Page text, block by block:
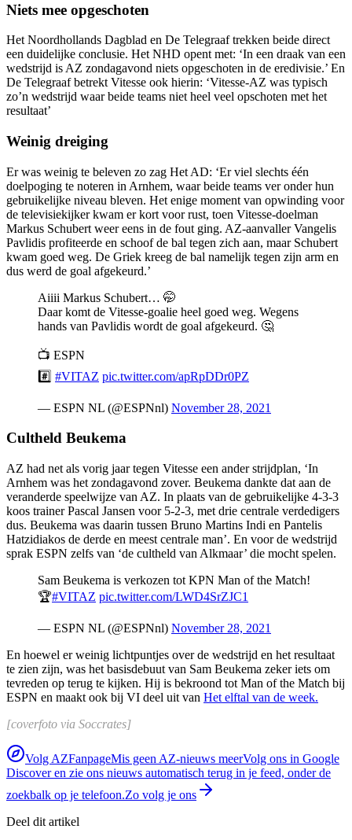
Niets mee opgeschoten
Het Noordhollands Dagblad en De Telegraaf trekken beide direct
een duidelijke conclusie. Het NHD opent met: ‘In een draak van een
wedstrijd is AZ zondagavond niets opgeschoten in de eredivisie.’ En
De Telegraaf betrekt Vitesse ook hierin: ‘Vitesse-AZ was typisch
zo’n wedstrijd waar beide teams niet heel veel opschoten met het
resultaat’
Weinig dreiging
Er was weinig te beleven zo zag Het AD: ‘Er viel slechts één
doelpoging te noteren in Arnhem, waar beide teams ver onder hun
gebruikelijke niveau bleven. Het enige moment van opwinding voor
de televisiekijker kwam er kort voor rust, toen Vitesse-doelman
Markus Schubert weer eens in de fout ging. AZ-aanvaller Vangelis
Pavlidis profiteerde en schoof de bal tegen zich aan, maar Schubert
kwam goed weg. De Griek kreeg de bal namelijk tegen zijn arm en
dus werd de goal afgekeurd.’
Aiiii Markus Schubert… 🤭
Daar komt de Vitesse-goalie heel goed weg. Wegens
hands van Pavlidis wordt de goal afgekeurd. 🤔
📺 ESPN
#️⃣ #VITAZ pic.twitter.com/apRpDDr0PZ
— ESPN NL (@ESPNnl) November 28, 2021
Cultheld Beukema
AZ had net als vorig jaar tegen Vitesse een ander strijdplan, ‘In
Arnhem was het zondagavond zover. Beukema dankte dat aan de
veranderde speelwijze van AZ. In plaats van de gebruikelijke 4-3-3
koos trainer Pascal Jansen voor 5-2-3, met drie centrale verdedigers
dus. Beukema was daarin tussen Bruno Martins Indi en Pantelis
Hatzidiakos de derde en meest centrale man’. En voor de wedstrijd
sprak ESPN zelfs van ‘de cultheld van Alkmaar’ die mocht spelen.
Sam Beukema is verkozen tot KPN Man of the Match!
🏆#VITAZ pic.twitter.com/LWD4SrZJC1
— ESPN NL (@ESPNnl) November 28, 2021
En hoewel er weinig lichtpuntjes over de wedstrijd en het resultaat
te zien zijn, was het basisdebuut van Sam Beukema zeker iets om
tevreden op terug te kijken. Hij is bekroond tot Man of the Match bij
ESPN en maakt ook bij VI deel uit van Het elftal van de week.
[coverfoto via Soccrates]
Volg AZFanpageMis geen AZ-nieuws meerVolg ons in Google
Discover en zie ons nieuws automatisch terug in je feed, onder de
zoekbalk op je telefoon.Zo volg je ons
Deel dit artikel